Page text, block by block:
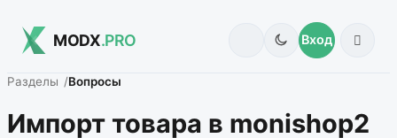
MODX.PRO Вход
Разделы Вопросы
Импорт товара в monishop2